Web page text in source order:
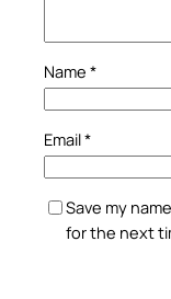
Name *
Email*
Save my
for the next